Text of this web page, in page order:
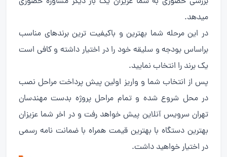
میدهد.
در این مرحله شما بهترین و باکیفیت ترین برندهای مناسب
براساس بودجه و سلیقه خود را در اختیار داشته و کافی است
یک برند را انتخاب نمایید.
پس از انتخاب شما و واریز اولین پیش پرداخت مراحل نصب
در محل شروع شده و تمام مراحل پروژه بدست مهندسان
تهران سرویس آنلاین پیش خواهد رفت و در اخر شما عزیزان
بهترین دستگاه با بهترین قیمت همراه با ضمانت نامه رسمی
در اختیار خواهید داشت.